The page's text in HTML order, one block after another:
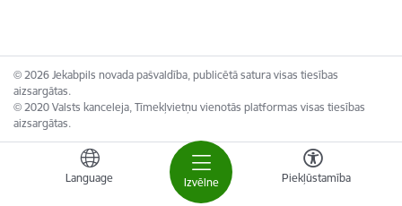
Izvēlne
Language Piekļūstamība
© 2026 Jekabpils novada pašvaldība, publicētā satura visas tiesības
aizsargātas.
© 2020 Valsts kanceleja, Tīmekļvietņu vienotās platformas visas tiesības
aizsargātas.